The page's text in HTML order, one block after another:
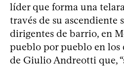
líder que forma una
través de su ascendiente
dirigentes de barrio, en
pueblo por pueblo en los
de Giulio Andreotti que,